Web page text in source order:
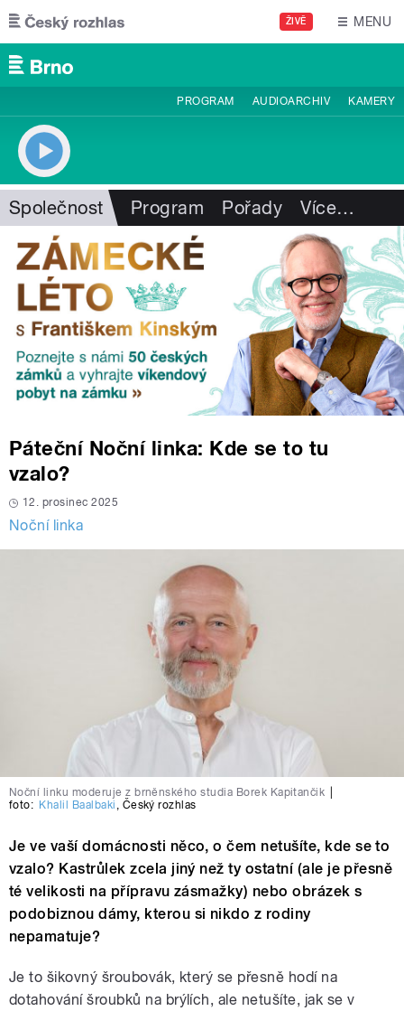
Přejít k hlavnímu obsahu
ŽIVĚ MENU
PROGRAM AUDIOARCHIV KAMERY
Společnost Program Pořady Více…
Páteční Noční linka: Kde se to tu
vzalo?
12. prosinec 2025
Noční linka
Noční linku moderuje z brněnského studia Borek Kapitančik
foto: Khalil Baalbaki , Český rozhlas
Je ve vaší domácnosti něco, o čem netušíte, kde se to
vzalo? Kastrůlek zcela jiný než ty ostatní (ale je přesně
té velikosti na přípravu zásmažky) nebo obrázek s
podobiznou dámy, kterou si nikdo z rodiny
nepamatuje?
Je to šikovný šroubovák, který se přesně hodí na
dotahování šroubků na brýlích, ale netušíte, jak se v